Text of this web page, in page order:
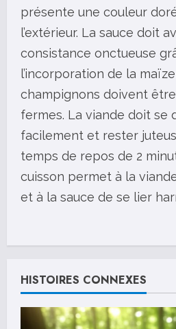
présente une couleur
l’extérieur. La sauce doit
consistance onctueuse
l’incorporation de la
champignons doivent
fermes. La viande doit se
facilement et rester
temps de repos de 2
cuisson permet à la
et à la sauce de se lier
C
n
HISTOIRES CONNEXES